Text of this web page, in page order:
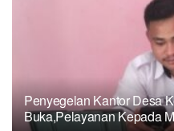
Penyegelan Kantor Desa
Buka,Pelayanan Kepada